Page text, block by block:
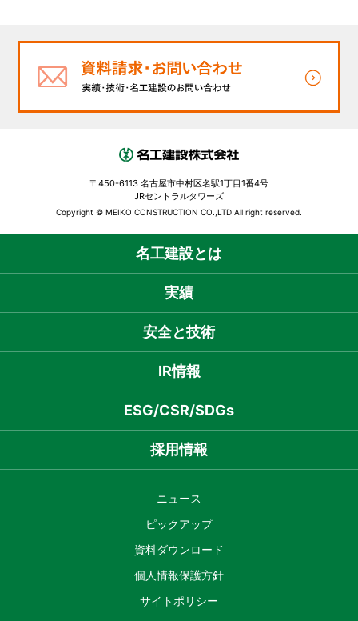
〒450-6113 名古屋市中村区名駅1丁目1番4号
JRセントラルタワーズ
Copyright © MEIKO CONSTRUCTION CO.,LTD All right reserved.
名工建設とは
実績
安全と技術
IR情報
ESG/CSR/SDGs
採用情報
ニュース
ピックアップ
資料ダウンロード
個人情報保護方針
サイトポリシー